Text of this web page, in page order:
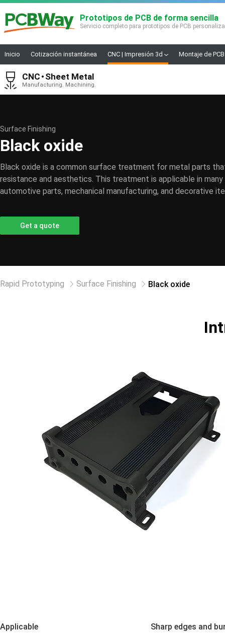
Prototipos de PCB de forma sencilla
Servicio completo para prototipos de PCB
Inicio Cotización instantánea CNC | Impresión 3d Montaje de
CNC Sheet Metal
Manufacturing. Machining.
Surface Finishing
Black oxide
Black oxide is a common surface treatment for metal parts
resistance and aesthetics. This treatment is applicable in many
automotive parts, mechanical manufacturing, and decorative
Get a quote
Rapid Prototyping Surface Finishing Black oxide
Applicable Sharp edges and